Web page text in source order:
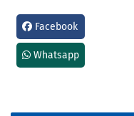
Facebook
Whatsapp